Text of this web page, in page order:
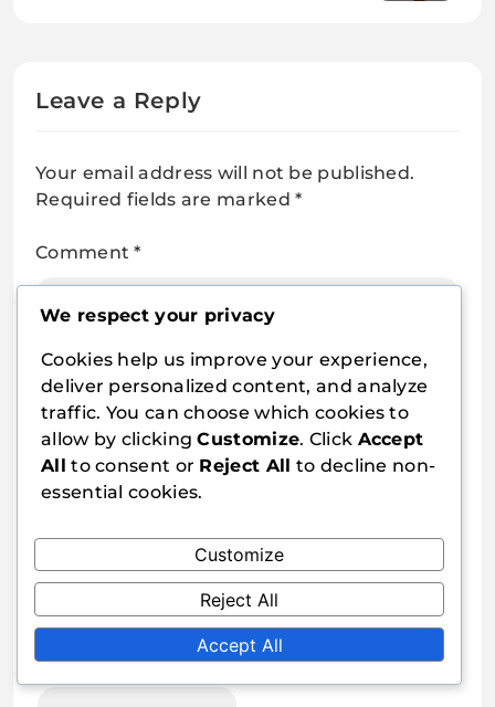
Leave a Reply
Your email address will not be published.
Required fields are marked*
Comment*
Email*
We respect your privacy
Cookies help us improve your experience,
deliver personalized content, and analyze
traffic. You can choose which cookies to
allow by clickingCustomize. Click Accept
All to consent or Reject All to decline non-
essential cookies.
Customize
Reject All
Accept All